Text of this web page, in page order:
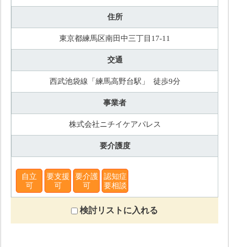
住所
東京都練馬区南田中三丁目17-11
交通
西武池袋線「練馬高野台駅」 徒歩9分
事業者
株式会社ニチイケアパレス
要介護度
自立
可
要支援
可
要介護
可
認知症
要相談
検討リストに入れる